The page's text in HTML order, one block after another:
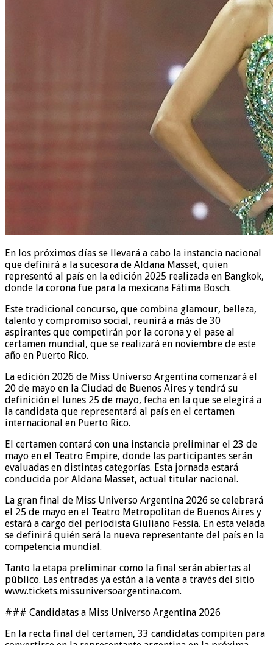
En los próximos días se llevará a cabo la instancia nacional
que definirá a la sucesora de Aldana Masset, quien
representó al país en la edición 2025 realizada en Bangkok,
donde la corona fue para la mexicana Fátima Bosch.
Este tradicional concurso, que combina glamour, belleza,
talento y compromiso social, reunirá a más de 30
aspirantes que competirán por la corona y el pase al
certamen mundial, que se realizará en noviembre de este
año en Puerto Rico.
La edición 2026 de Miss Universo Argentina comenzará el
20 de mayo en la Ciudad de Buenos Aires y tendrá su
definición el lunes 25 de mayo, fecha en la que se elegirá a
la candidata que representará al país en el certamen
internacional en Puerto Rico.
El certamen contará con una instancia preliminar el 23 de
mayo en el Teatro Empire, donde las participantes serán
evaluadas en distintas categorías. Esta jornada estará
conducida por Aldana Masset, actual titular nacional.
La gran final de Miss Universo Argentina 2026 se celebrará
el 25 de mayo en el Teatro Metropolitan de Buenos Aires y
estará a cargo del periodista Giuliano Fessia. En esta velada
se definirá quién será la nueva representante del país en la
competencia mundial.
Tanto la etapa preliminar como la final serán abiertas al
público. Las entradas ya están a la venta a través del sitio
www.tickets.missuniversoargentina.com.
### Candidatas a Miss Universo Argentina 2026
En la recta final del certamen, 33 candidatas compiten para